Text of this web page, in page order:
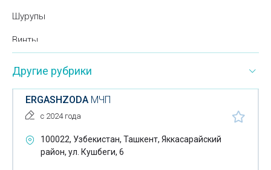
Шурупы
Винты
Бумажная продукция
Бумажные крышки
Бумажные полотенца
Бутылки
Бытовая химия
Другие рубрики
ERGASHZODA МЧП
с 2024 года
100022, Узбекистан, Ташкент, Яккасарайский
район, ул. Кушбеги, 6